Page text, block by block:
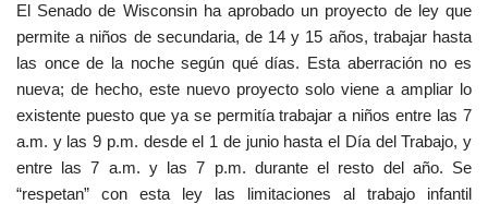
El Senado de Wisconsin ha aprobado un proyecto de ley que
permite a niños de secundaria, de 14 y 15 años, trabajar hasta
las once de la noche según qué días. Esta aberración no es
nueva; de hecho, este nuevo proyecto solo viene a ampliar lo
existente puesto que ya se permitía trabajar a niños entre las 7
a.m. y las 9 p.m. desde el 1 de junio hasta el Día del Trabajo, y
entre las 7 a.m. y las 7 p.m. durante el resto del año. Se
“respetan” con esta ley las limitaciones al trabajo infantil